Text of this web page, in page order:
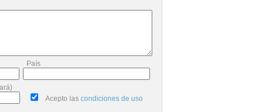
País
Acepto las condiciones de uso